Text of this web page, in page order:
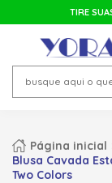
TIRE
Página inicial
Blusa Cavada
Two Colors